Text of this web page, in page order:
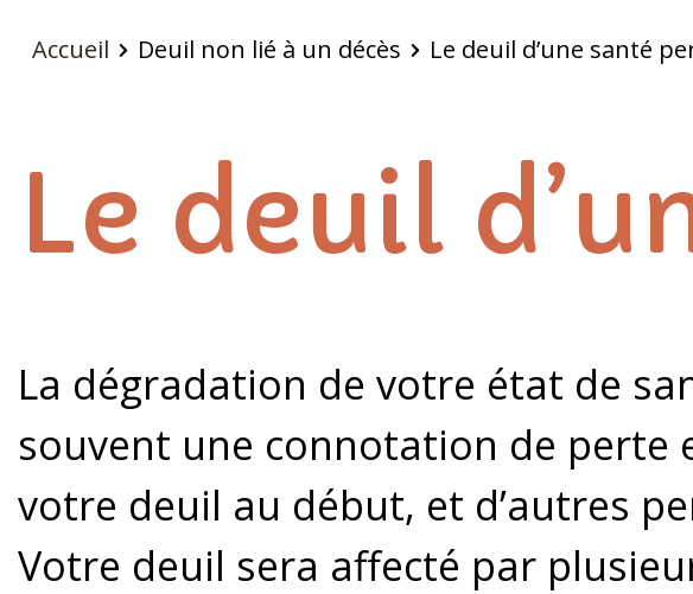
Accueil Deuil non lié à un décès Le deuil d’une santé
Le deuil
La dégradation de votre état de
souvent une connotation de perte
votre deuil au début, et d’autres
Votre deuil sera affecté par